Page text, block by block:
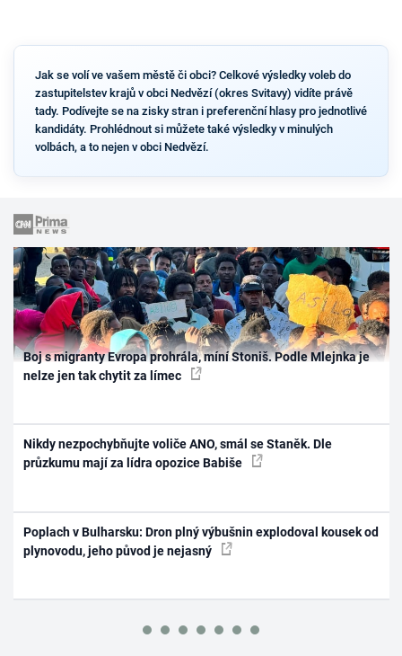
Jak se volí ve vašem městě či obci? Celkové výsledky voleb do
zastupitelstev krajů v obci Nedvězí (okres Svitavy) vidíte právě
tady. Podívejte se na zisky stran i preferenční hlasy pro jednotlivé
kandidáty. Prohlédnout si můžete také výsledky v minulých
volbách, a to nejen v obci Nedvězí.
Boj s migranty Evropa prohrála, míní Stoniš. Podle Mlejnka je
nelze jen tak chytit za límec
Nikdy nezpochybňujte voliče ANO, smál se Staněk. Dle
průzkumu mají za lídra opozice Babiše
Poplach v Bulharsku: Dron plný výbušnin explodoval kousek od
plynovodu, jeho původ je nejasný